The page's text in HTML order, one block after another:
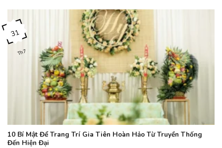
10 Bí Mật Để Trang Trí Gia Tiên Hoàn Hảo Từ Truyền Thống
Đến Hiện Đại
31
Th7